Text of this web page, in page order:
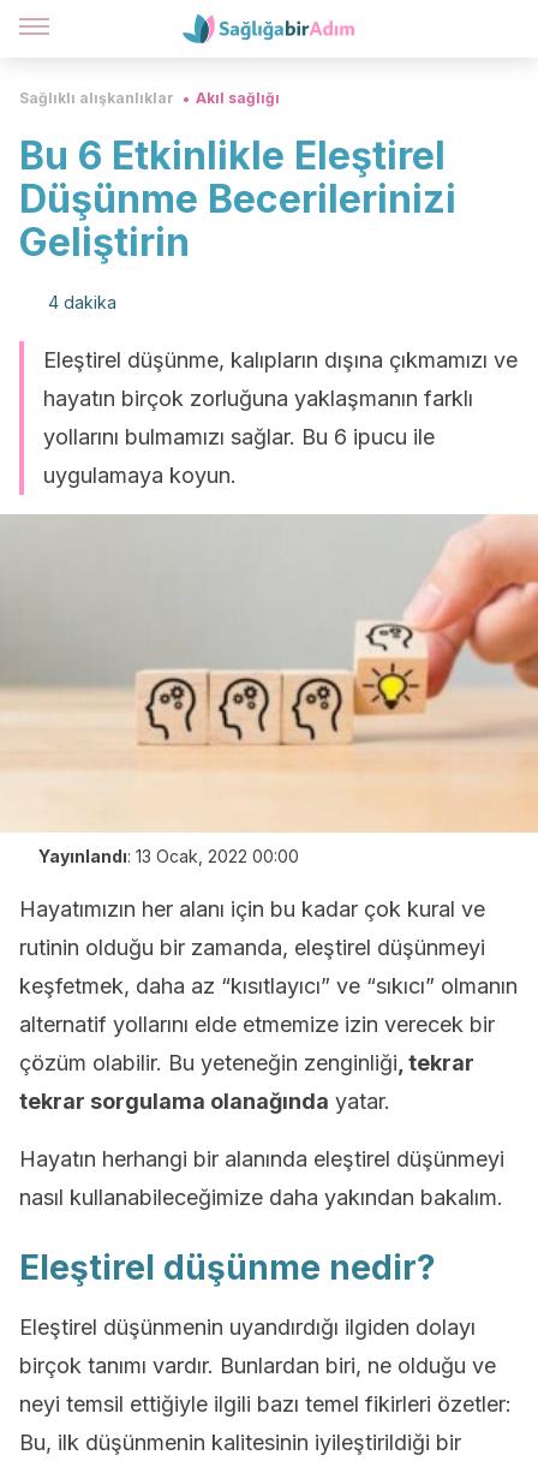
Sağlıklı alışkanlıklar Akıl sağlığı
Bu 6 Etkinlikle Eleştirel
Düşünme Becerilerinizi
Geliştirin
4 dakika
Eleştirel düşünme, kalıpların dışına çıkmamızı ve
hayatın birçok zorluğuna yaklaşmanın farklı
yollarını bulmamızı sağlar. Bu 6 ipucu ile
uygulamaya koyun.
Yayınlandı: 13 Ocak, 2022 00:00
Hayatımızın her alanı için bu kadar çok kural ve
rutinin olduğu bir zamanda, eleştirel düşünmeyi
keşfetmek, daha az “kısıtlayıcı” ve “sıkıcı” olmanın
alternatif yollarını elde etmemize izin verecek bir
çözüm olabilir. Bu yeteneğin zenginliği , tekrar
tekrar sorgulama olanağında yatar.
Hayatın herhangi bir alanında eleştirel düşünmeyi
nasıl kullanabileceğimize daha yakından bakalım.
Eleştirel düşünme nedir?
Eleştirel düşünmenin uyandırdığı ilgiden dolayı
birçok tanımı vardır. Bunlardan biri, ne olduğu ve
neyi temsil ettiğiyle ilgili bazı temel fikirleri özetler:
Bu, ilk düşünmenin kalitesinin iyileştirildiği bir